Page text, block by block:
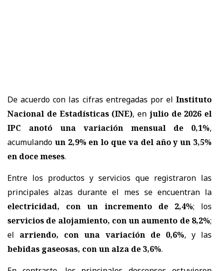
De acuerdo con las cifras entregadas por el Instituto
Nacional de Estadísticas (INE), en julio de 2026 el
IPC anotó una variación mensual de 0,1%,
acumulando un 2,9% en lo que va del año y un 3,5%
en doce meses.
Entre los productos y servicios que registraron las
principales alzas durante el mes se encuentran la
electricidad, con un incremento de 2,4%; los
servicios de alojamiento, con un aumento de 8,2%;
el arriendo, con una variación de 0,6%, y las
bebidas gaseosas, con un alza de 3,6%.